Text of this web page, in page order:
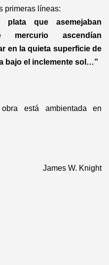
primeras líneas:
plata que asemejaban
mercurio ascendían
en la quieta superficie de
bajo el inclemente sol…”
está ambientada en
James W. Knight